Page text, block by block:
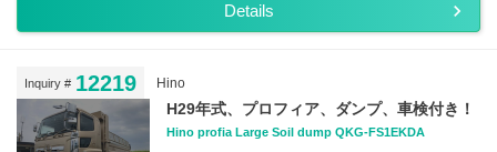
Details
Inquiry # 12219 Hino
H29年式、プロフィア、ダンプ、車検付き！
Hino profia Large Soil dump QKG-FS1EKDA